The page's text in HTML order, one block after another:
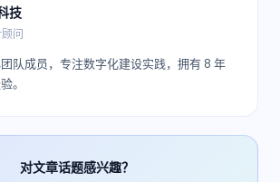
技
问
队成员，专注数字化建设实践，拥有 8 年
。
对文章话题感兴趣？